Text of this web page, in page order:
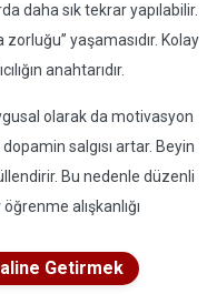
daha sık tekrar yapılabilir.
yaşamasıdır. Kolay
anahtarıdır.
olarak da motivasyon
salgısı artar. Beyin
Bu nedenle düzenli
alışkanlığı
Getirmek